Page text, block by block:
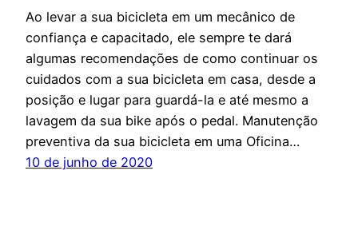
Ao levar a sua bicicleta em um mecânico de
confiança e capacitado, ele sempre te dará
algumas recomendações de como continuar os
cuidados com a sua bicicleta em casa, desde a
posição e lugar para guardá-la e até mesmo a
lavagem da sua bike após o pedal. Manutenção
preventiva da sua bicicleta em uma Oficina…
10 de junho de 2020